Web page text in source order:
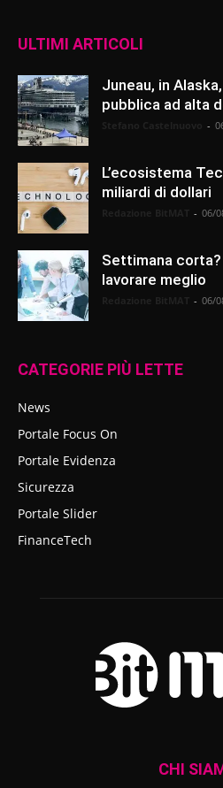
ULTIMI ARTICOLI
Juneau, in
pubblica ad alta
-
L’ecosistema
miliardi di dollari
- 06/
Settimana
lavorare meglio
- 06/
CATEGORIE PIÙ LETTE
News
Portale Focus On
Portale Evidenza
Sicurezza
Portale Slider
FinanceTech
CHI